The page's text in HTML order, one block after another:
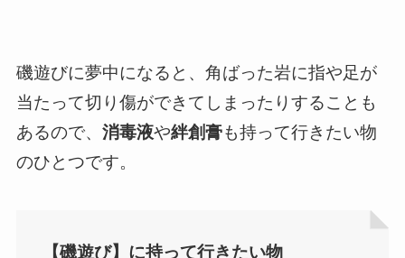
磯遊びに夢中になると、角ばった岩に指や足が
当たって切り傷ができてしまったりすることも
あるので、 消毒液や絆創膏も持って行きたい物
のひとつです。
【磯遊び】に持って行きたい物